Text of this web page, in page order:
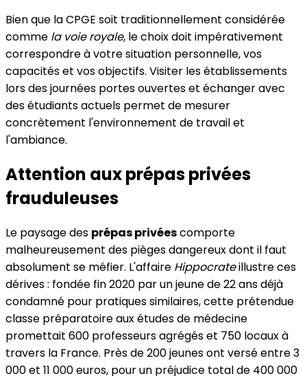
Bien que la CPGE soit traditionnellement considérée
comme la voie royale, le choix doit impérativement
correspondre à votre situation personnelle, vos
capacités et vos objectifs. Visiter les établissements
lors des journées portes ouvertes et échanger avec
des étudiants actuels permet de mesurer
concrètement l'environnement de travail et
l'ambiance.
Attention aux prépas privées
frauduleuses
Le paysage des prépas privéescomporte
malheureusement des pièges dangereux dont il faut
absolument se méfier. L'affaire Hippocrateillustre ces
dérives : fondée fin 2020 par un jeune de 22 ans déjà
condamné pour pratiques similaires, cette prétendue
classe préparatoire aux études de médecine
promettait 600 professeurs agrégés et 750 locaux à
travers la France. Près de 200 jeunes ont versé entre 3
000 et 11 000 euros, pour un préjudice total de 400 000